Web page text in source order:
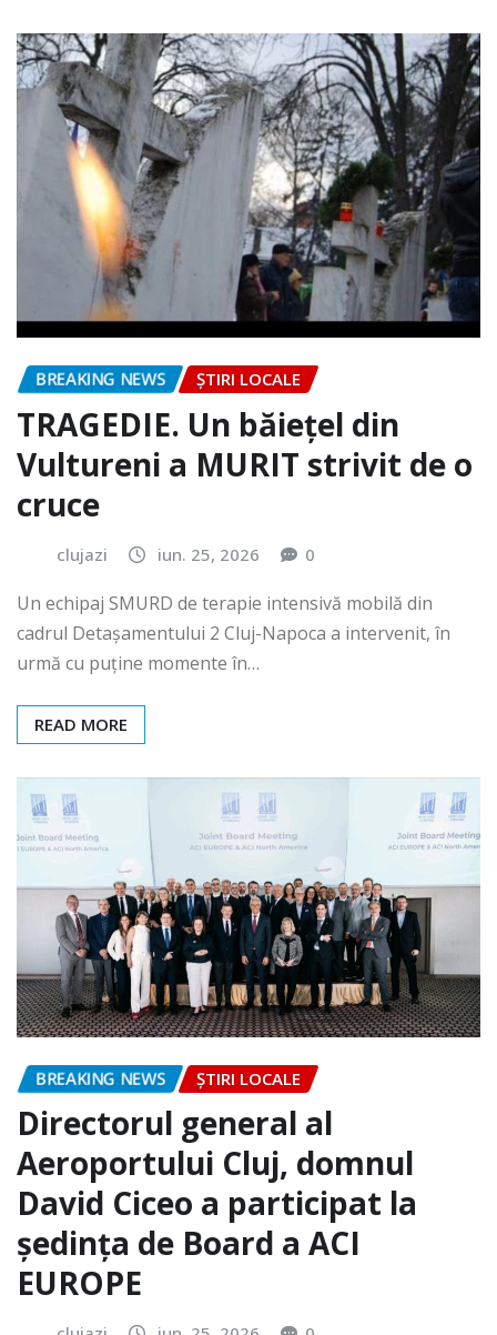
BREAKING NEWS ȘTIRI LOCALE
TRAGEDIE. Un băiețel din
Vultureni a MURIT strivit de o
cruce
clujazi iun. 25, 2026 0
Un echipaj SMURD de terapie intensivă mobilă din
cadrul Detașamentului 2 Cluj-Napoca a intervenit, în
urmă cu puține momente în…
READ MORE
BREAKING NEWS ȘTIRI LOCALE
Directorul general al
Aeroportului Cluj, domnul
David Ciceo a participat la
ședința de Board a ACI
EUROPE